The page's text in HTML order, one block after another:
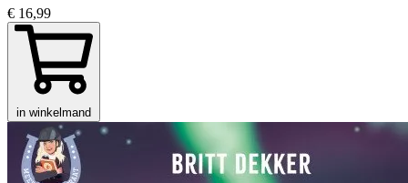
€ 16,99
in winkelmand